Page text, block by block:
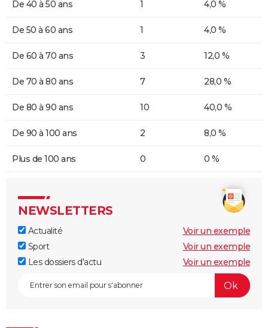
De 40 à 50 ans 1 4,0 %
De 50 à 60 ans 1 4,0 %
De 60 à 70 ans 3 12,0 %
De 70 à 80 ans 7 28,0 %
De 80 à 90 ans 10 40,0 %
De 90 à 100 ans 2 8,0 %
Plus de 100 ans 0 0 %
NEWSLETTERS
Actualité
Voir un exemple
Sport
Voir un exemple
Les dossiers d'actu
Voir un exemple